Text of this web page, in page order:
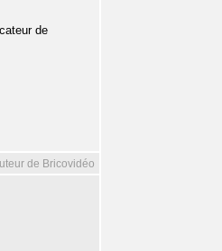
de
de Bricovidéo